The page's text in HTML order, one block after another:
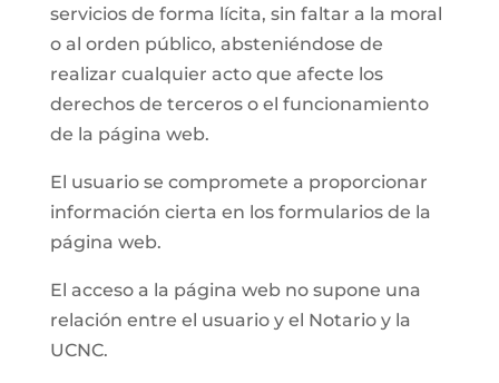
servicios de forma lícita, sin faltar a la moral
o al orden público, absteniéndose de
realizar cualquier acto que afecte los
derechos de terceros o el funcionamiento
de la página web.
El usuario se compromete a proporcionar
información cierta en los formularios de la
página web.
El acceso a la página web no supone una
relación entre el usuario y el Notario y la
UCNC.